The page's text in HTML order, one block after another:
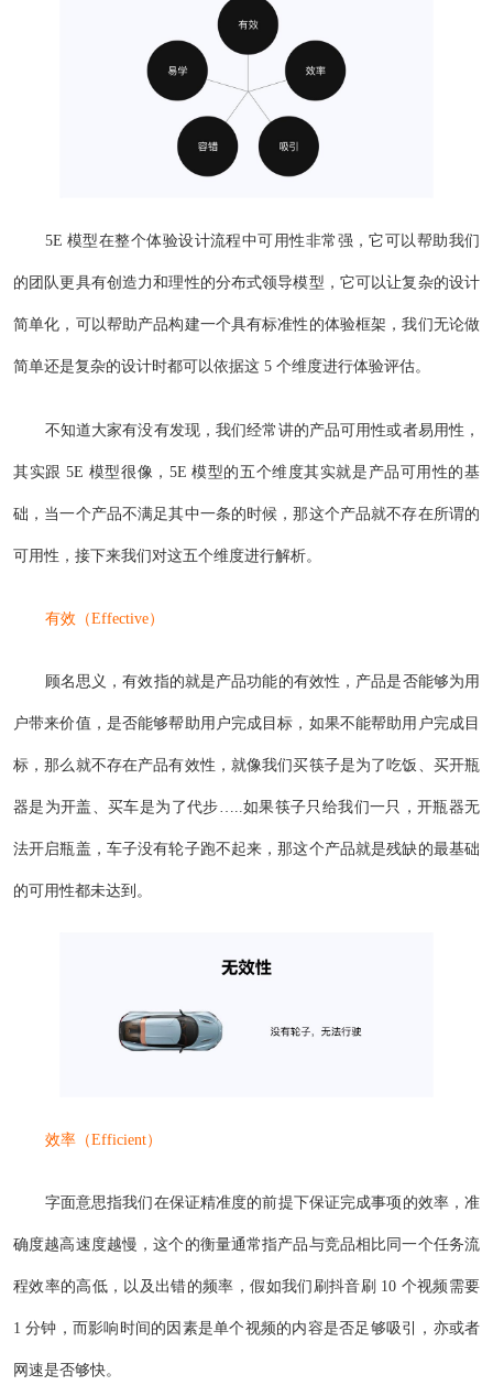
5E 模型在整个体验设计流程中可用性非常强，它可以帮助我们
的团队更具有创造力和理性的分布式领导模型，它可以让复杂的设计
简单化，可以帮助产品构建一个具有标准性的体验框架，我们无论做
简单还是复杂的设计时都可以依据这 5 个维度进行体验评估。
不知道大家有没有发现，我们经常讲的产品可用性或者易用性，
其实跟 5E 模型很像，5E 模型的五个维度其实就是产品可用性的基
础，当一个产品不满足其中一条的时候，那这个产品就不存在所谓的
可用性，接下来我们对这五个维度进行解析。
有效（Effective）
顾名思义，有效指的就是产品功能的有效性，产品是否能够为用
户带来价值，是否能够帮助用户完成目标，如果不能帮助用户完成目
标，那么就不存在产品有效性，就像我们买筷子是为了吃饭、买开瓶
器是为开盖、买车是为了代步…..如果筷子只给我们一只，开瓶器无
法开启瓶盖，车子没有轮子跑不起来，那这个产品就是残缺的最基础
的可用性都未达到。
效率（Efficient）
字面意思指我们在保证精准度的前提下保证完成事项的效率，准
确度越高速度越慢，这个的衡量通常指产品与竞品相比同一个任务流
程效率的高低，以及出错的频率，假如我们刷抖音刷 10 个视频需要
1 分钟，而影响时间的因素是单个视频的内容是否足够吸引，亦或者
网速是否够快。